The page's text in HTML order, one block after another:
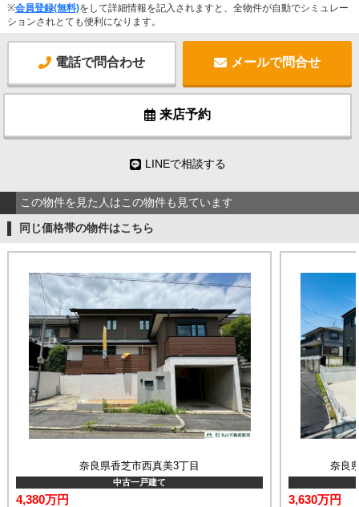
※会員登録(無料)をして詳細情報を記入されますと、全物件が自動でシミュレー
ションされとても便利になります。
電話で問合わせ メールで問合せ
来店予約
LINEで相談する
この物件を見た人はこの物件も見ています
同じ価格帯の物件はこちら
奈良県香芝市西真美3丁目
中古一戸建て
4,380万円
奈良
3,630万円